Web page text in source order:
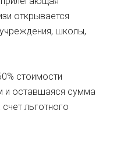
открывается
школы,
стоимости
и оставшаяся сумма
льготного